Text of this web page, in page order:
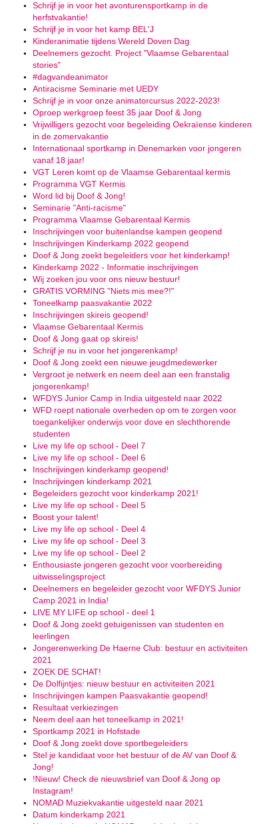
Schrijf je in voor het avonturensportkamp in de
herfstvakantie!
Schrijf je in voor het kamp BEL'J
Kinderanimatie tijdens Wereld Doven Dag
Deelnemers gezocht. Project "Vlaamse Gebarentaal
stories"
#dagvandeanimator
Antiracisme Seminarie met UEDY
Schrijf je in voor onze animatorcursus 2022-2023!
Oproep werkgroep feest 35 jaar Doof & Jong
Vrijwilligers gezocht voor begeleiding Oekraïense kinderen
in de zomervakantie
Internationaal sportkamp in Denemarken voor jongeren
vanaf 18 jaar!
VGT Leren komt op de Vlaamse Gebarentaal kermis
Programma VGT Kermis
Word lid bij Doof & Jong!
Seminarie "Anti-racisme"
Programma Vlaamse Gebarentaal Kermis
Inschrijvingen voor buitenlandse kampen geopend
Inschrijvingen Kinderkamp 2022 geopend
Doof & Jong zoekt begeleiders voor het kinderkamp!
Kinderkamp 2022 - Informatie inschrijvingen
Wij zoeken jou voor ons nieuw bestuur!
GRATIS VORMING "Niets mis mee?!"
Toneelkamp paasvakantie 2022
Inschrijvingen skireis geopend!
Vlaamse Gebarentaal Kermis
Doof & Jong gaat op skireis!
Schrijf je nu in voor het jongerenkamp!
Doof & Jong zoekt een nieuwe jeugdmedewerker
Vergroot je netwerk en neem deel aan een franstalig
jongerenkamp!
WFDYS Junior Camp in India uitgesteld naar 2022
WFD roept nationale overheden op om te zorgen voor
toegankelijker onderwijs voor dove en slechthorende
studenten
Live my life op school - Deel 7
Live my life op school - Deel 6
Inschrijvingen kinderkamp geopend!
Inschrijvingen kinderkamp 2021
Begeleiders gezocht voor kinderkamp 2021!
Live my life op school - Deel 5
Boost your talent!
Live my life op school - Deel 4
Live my life op school - Deel 3
Live my life op school - Deel 2
Enthousiaste jongeren gezocht voor voorbereiding
uitwisselingsproject
Deelnemers en begeleider gezocht voor WFDYS Junior
Camp 2021 in India!
LIVE MY LIFE op school - deel 1
Doof & Jong zoekt getuigenissen van studenten en
leerlingen
Jongerenwerking De Haerne Club: bestuur en activiteiten
2021
ZOEK DE SCHAT!
De Dolfijntjes: nieuw bestuur en activiteiten 2021
Inschrijvingen kampen Paasvakantie geopend!
Resultaat verkiezingen
Neem deel aan het toneelkamp in 2021!
Sportkamp 2021 in Hofstade
Doof & Jong zoekt dove sportbegeleiders
Stel je kandidaat voor het bestuur of de AV van Doof &
Jong!
!Nieuw! Check de nieuwsbrief van Doof & Jong op
Instagram!
NOMAD Muziekvakantie uitgesteld naar 2021
Datum kinderkamp 2021